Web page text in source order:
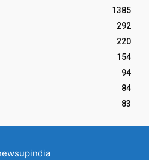
1385
292
220
154
94
84
83